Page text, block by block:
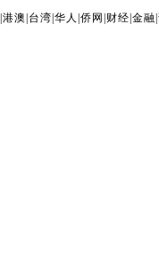
|港澳 台湾 |华人 |侨网 财经 |金融 |